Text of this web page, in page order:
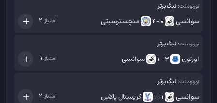
تورنومنت: لیگ برتر
سوانسی 0 - 4 منچسترسیتی امتیاز: 2
تورنومنت: لیگ برتر
اورتون 3 - 1 سوانسی امتیاز:1
تورنومنت: لیگ برتر
سوانسی 1 - 1 کریستال پالاس امتیاز: 2